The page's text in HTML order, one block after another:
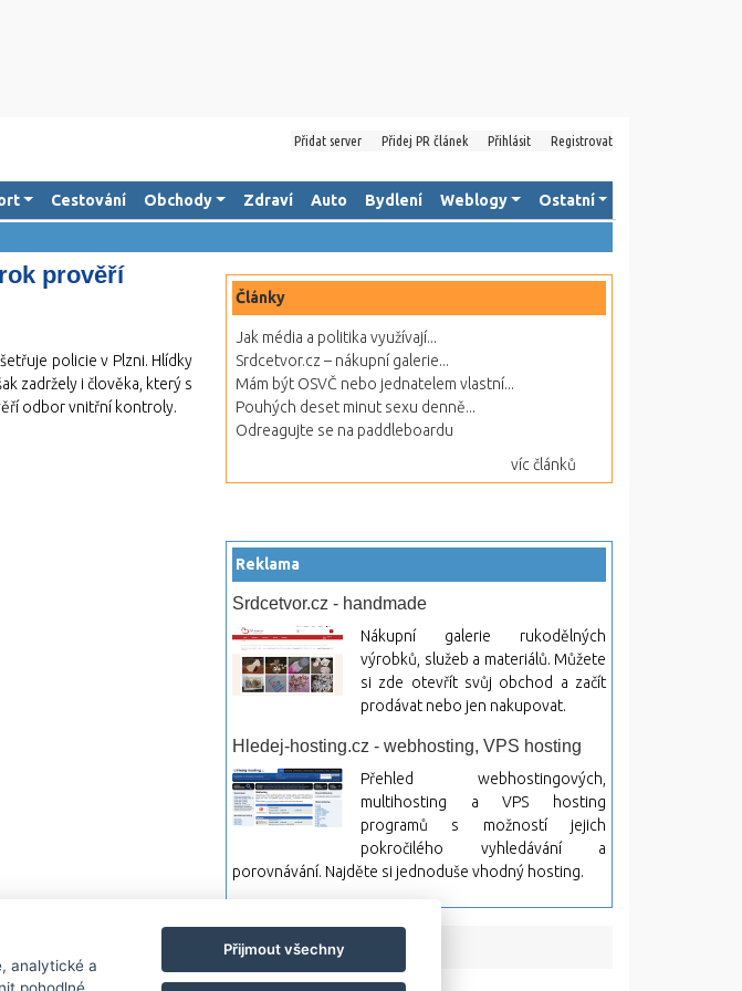
Přidat server Přidej PR článek Přihlásit Registrovat
Cestování Obchody Zdraví Auto Bydlení Weblogy
Ostatní
prověří
policie v Plzni. Hlídky
zadržely i člověka, který s
odbor vnitřní kontroly.
Články
Jak média a politika využívají...
Srdcetvor.cz – nákupní galerie...
Mám být OSVČ nebo jednatelem vlastní...
Pouhých deset minut sexu denně...
Odreagujte se na paddleboardu
víc článků
Reklama
Srdcetvor.cz - handmade
Nákupní galerie rukodělných
výrobků, služeb a materiálů. Můžete
si zde otevřít svůj obchod a začít
prodávat nebo jen nakupovat.
Hledej-hosting.cz - webhosting, VPS hosting
Přehled webhostingových,
multihosting a VPS hosting
programů s možností jejich
pokročilého vyhledávání a
porovnávání. Najděte si jednoduše vhodný hosting.
analytické a
Přijmout všechny